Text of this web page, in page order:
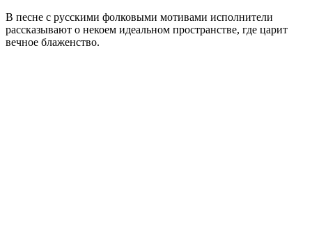
В песне с русскими фолковыми мотивами исполнители
рассказывают о некоем идеальном пространстве, где царит
вечное блаженство.